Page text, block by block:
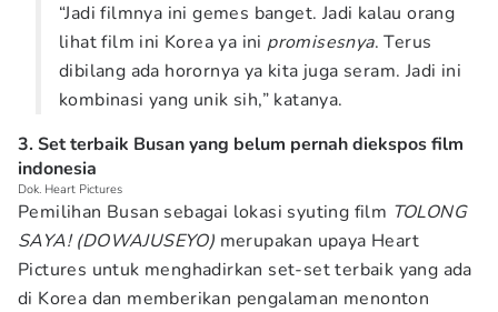
“Jadi filmnya ini gemes banget. Jadi kalau orang
lihat film ini Korea ya ini promisesnya. Terus
dibilang ada horornya ya kita juga seram. Jadi ini
kombinasi yang unik sih,” katanya.
3. Set terbaik Busan yang belum pernah diekspos film
indonesia
Dok. Heart Pictures
Pemilihan Busan sebagai lokasi syuting film TOLONG
SAYA! (DOWAJUSEYO) merupakan upaya Heart
Pictures untuk menghadirkan set-set terbaik yang ada
di Korea dan memberikan pengalaman menonton